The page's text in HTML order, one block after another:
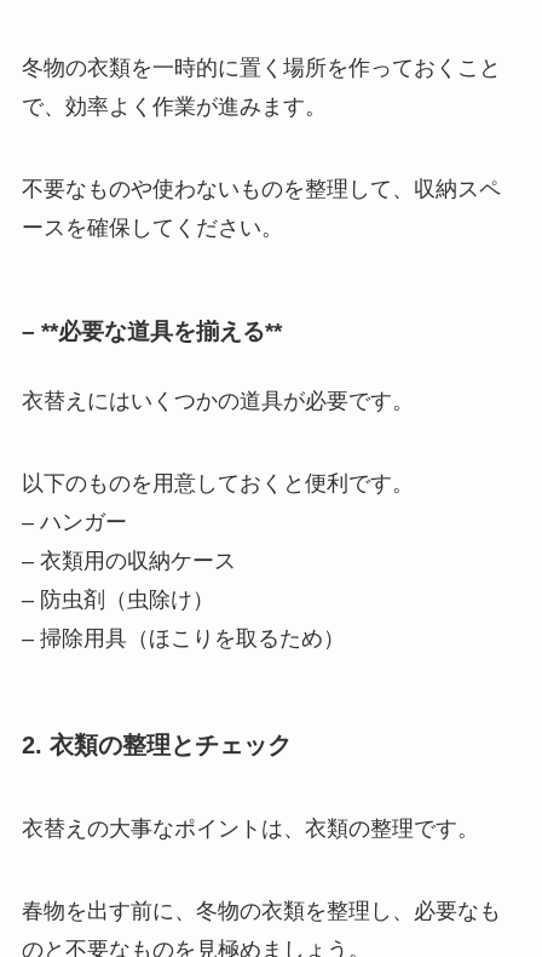
冬物の衣類を一時的に置く場所を作っておくこと
で、効率よく作業が進みます。
不要なものや使わないものを整理して、収納スペ
ースを確保してください。
– **必要な道具を揃える**
衣替えにはいくつかの道具が必要です。
以下のものを用意しておくと便利です。
– ハンガー
– 衣類用の収納ケース
– 防虫剤（虫除け）
– 掃除用具（ほこりを取るため）
2. 衣類の整理とチェック
衣替えの大事なポイントは、衣類の整理です。
春物を出す前に、冬物の衣類を整理し、必要なも
のと不要なものを見極めましょう。